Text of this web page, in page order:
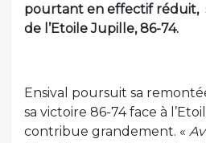
pourtant en effectif réduit,
de l’Etoile Jupille, 86-74.
Ensival poursuit sa
sa victoire 86-74 face à
contribue grandement. «